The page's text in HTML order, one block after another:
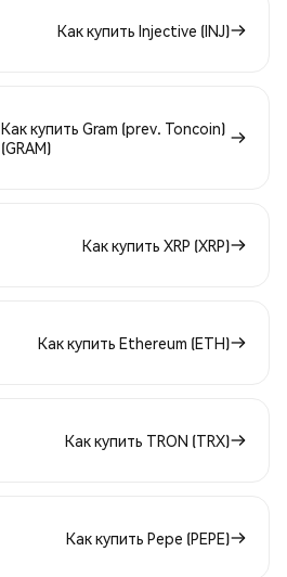
Как купить Injective (INJ)
Как купить Gram (prev. Toncoin)
(GRAM)
Как купить XRP (XRP)
Как купить Ethereum (ETH)
Как купить TRON (TRX)
Как купить Pepe (PEPE)